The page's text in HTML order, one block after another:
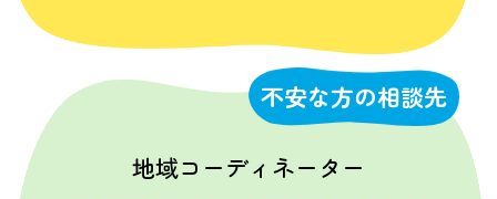
不安な方の相談先
地域コーディネーター